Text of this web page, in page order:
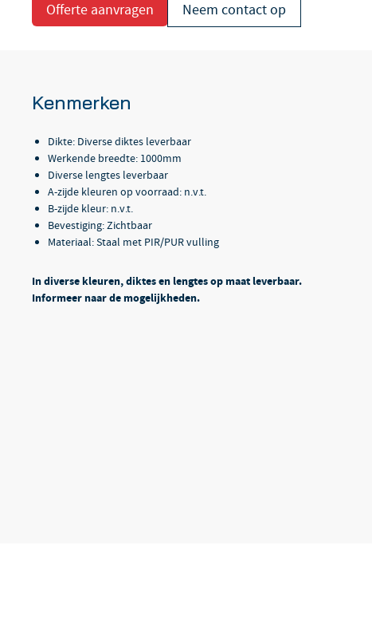
Offerte aanvragen Neem contact op
Kenmerken
Dikte: Diverse diktes leverbaar
Werkende breedte: 1000mm
Diverse lengtes leverbaar
A-zijde kleuren op voorraad: n.v.t.
B-zijde kleur: n.v.t.
Bevestiging: Zichtbaar
Materiaal: Staal met PIR/PUR vulling
In diverse kleuren, diktes en lengtes op maat leverbaar.
Informeer naar de mogelijkheden.